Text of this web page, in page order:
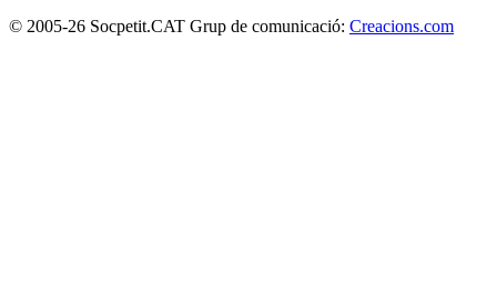
© 2005-26 Socpetit.CAT Grup de comunicació: Creacions.com